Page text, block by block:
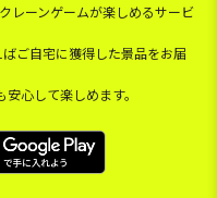
レーンゲームが楽しめるサービ
ご自宅に獲得した景品をお届
心して楽しめます。